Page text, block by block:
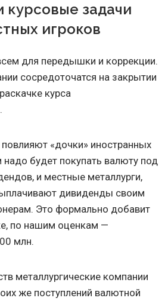
курсовые задачи
игроков
для передышки и коррекции.
сосредоточатся на закрытии
курса
«дочки» иностранных
будет покупать валюту под
и местные металлурги,
дивиденды своим
Это формально добавит
по нашим оценкам —
млн.
металлургические компании
же поступлений валютной